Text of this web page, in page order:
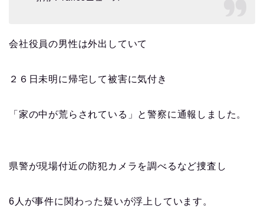
会社役員の男性は外出していて
２６日未明に帰宅して被害に気付き
「家の中が荒らされている」と警察に通報しました。
県警が現場付近の防犯カメラを調べるなど捜査し
6人が事件に関わった疑いが浮上しています。